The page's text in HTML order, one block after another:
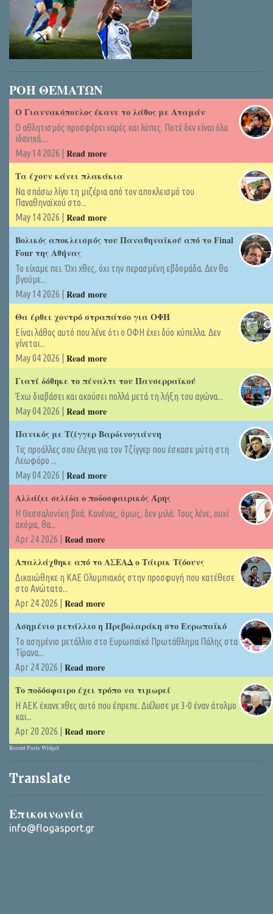
ΡΟΗ ΘΕΜΑΤΩΝ
Ο Γιαννακόπουλος έκανε το λάθος με Αταμάν
Ο αθλητισμός προσφέρει χαρές και λύπες. Ποτέ δεν είναι όλα
ιδανικά....
May 14 2026 | Read more
Τα έχουν κάνει πλακάκια
Να σπάσω λίγο τη μιζέρια από τον αποκλεισμό του
Παναθηναϊκού στο...
May 14 2026 | Read more
Βολικός αποκλεισμός του Παναθηναϊκού από το Final
Four της Αθήνας
Το είχαμε πει. Όχι χθες, όχι την περασμένη εβδομάδα. Δεν θα
βγούμε...
May 14 2026 | Read more
Θα έρθει χοντρό στραπάτσο για ΟΦΗ
Είναι λάθος αυτό που λένε ότι ο ΟΦΗ έχει δύο κύπελλα. Δεν
γίνεται...
May 04 2026 | Read more
Γιατί δόθηκε το πέναλτι του Πανσερραϊκού
Έχω διαβάσει και ακούσει πολλά μετά τη λήξη του αγώνα...
May 04 2026 | Read more
Πανικός με Τζίγγερ Βαρδινογιάννη
Τις προάλλες σου έλεγα για τον Τζίγγερ που έσκασε μύτη στη
Λεωφόρο ...
May 04 2026 | Read more
Αλλάζει σελίδα ο ποδοσφαιρικός Άρης
Η Θεσσαλονίκη βοά. Κανένας, όμως, δεν μιλά. Τους λένε, ουχί
ακόμα, θα...
Apr 24 2026 | Read more
Απαλλάχθηκε από το ΑΣΕΑΔ ο Τάιρικ Τζόουνς
Δικαιώθηκε η ΚΑΕ Ολυμπιακός στην προσφυγή που κατέθεσε
στο Ανώτατο...
Apr 24 2026 | Read more
Ασημένιο μετάλλιο η Πρεβολαράκη στο Ευρωπαϊκό
Tο ασημένιο μετάλλιο στο Ευρωπαϊκό Πρωτάθλημα Πάλης στα
Τίρανα...
Apr 24 2026 | Read more
Το ποδόσφαιρο έχει τρόπο να τιμωρεί
Η ΑΕΚ έκανε χθες αυτό που έπρεπε. Διέλυσε με 3-0 έναν άτολμο
και...
Apr 20 2026 | Read more
Recent Posts Widget
Translate
Επικοινωνία
info@flogasport.gr